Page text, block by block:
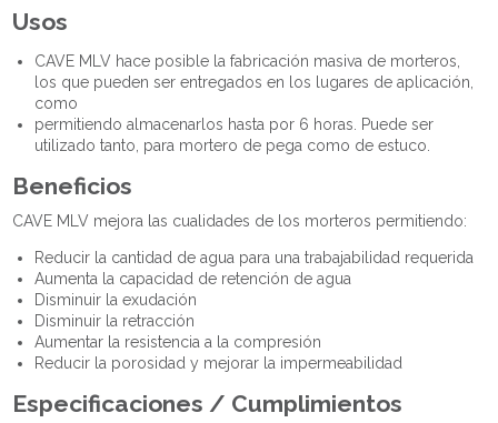
Usos
CAVE MLV hace posible la fabricación masiva de morteros,
los que pueden ser entregados en los lugares de aplicación,
como
permitiendo almacenarlos hasta por 6 horas. Puede ser
utilizado tanto, para mortero de pega como de estuco.
Beneficios
CAVE MLV mejora las cualidades de los morteros permitiendo:
Reducir la cantidad de agua para una trabajabilidad requerida
Aumenta la capacidad de retención de agua
Disminuir la exudación
Disminuir la retracción
Aumentar la resistencia a la compresión
Reducir la porosidad y mejorar la impermeabilidad
Especificaciones / Cumplimientos